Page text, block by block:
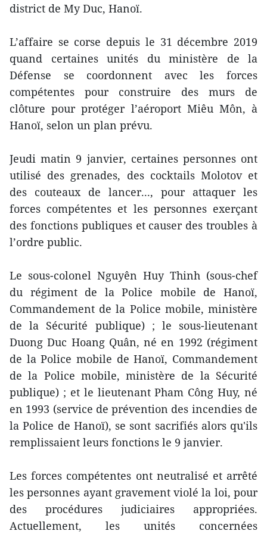
district de My Duc, Hanoï.
L’affaire se corse depuis le 31 décembre 2019
quand certaines unités du ministère de la
Défense se coordonnent avec les forces
compétentes pour construire des murs de
clôture pour protéger l’aéroport Miêu Môn, à
Hanoï, selon un plan prévu.
Jeudi matin 9 janvier, certaines personnes ont
utilisé des grenades, des cocktails Molotov et
des couteaux de lancer..., pour attaquer les
forces compétentes et les personnes exerçant
des fonctions publiques et causer des troubles à
l’ordre public.
Le sous-colonel Nguyên Huy Thinh (sous-chef
du régiment de la Police mobile de Hanoï,
Commandement de la Police mobile, ministère
de la Sécurité publique) ; le sous-lieutenant
Duong Duc Hoang Quân, né en 1992 (régiment
de la Police mobile de Hanoï, Commandement
de la Police mobile, ministère de la Sécurité
publique) ; et le lieutenant Pham Công Huy, né
en 1993 (service de prévention des incendies de
la Police de Hanoï), se sont sacrifiés alors qu'ils
remplissaient leurs fonctions le 9 janvier.
Les forces compétentes ont neutralisé et arrêté
les personnes ayant gravement violé la loi, pour
des procédures judiciaires appropriées.
Actuellement, les unités concernées